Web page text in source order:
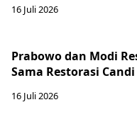
16 Juli 2026
Prabowo dan Modi
Sama Restorasi
16 Juli 2026